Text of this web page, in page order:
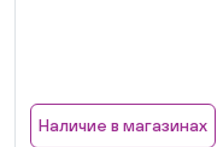
Наличие в магазинах